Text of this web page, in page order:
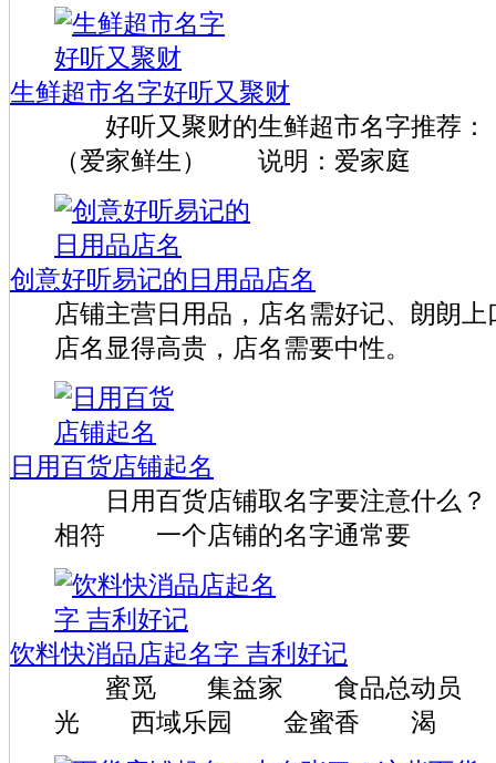
生鲜超市名字好听又聚财
好听又聚财的生鲜超市名字推荐
（爱家鲜生） 说明：爱家庭
创意好听易记的日用品店名
店铺主营日用品，店名需好记、朗朗
店名显得高贵，店名需要中性。
日用百货店铺起名
日用百货店铺取名字要注意什么
相符 一个店铺的名字通常要
饮料快消品店起名字 吉利好记
蜜觅 集益家 食品总动员
光 西域乐园 金蜜香 渴